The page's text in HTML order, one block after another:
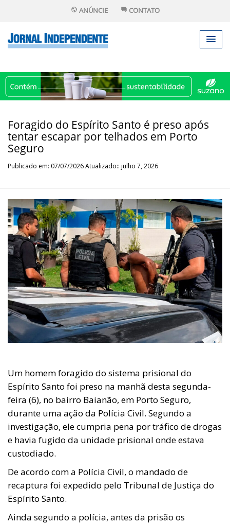
ANÚNCIE CONTATO
Foragido do Espírito Santo é preso após
tentar escapar por telhados em Porto
Seguro
Publicado em: 07/07/2026 Atualizado:: julho 7, 2026
Um homem foragido do sistema prisional do
Espírito Santo foi preso na manhã desta segunda-
feira (6), no bairro Baianão, em Porto Seguro,
durante uma ação da Polícia Civil. Segundo a
investigação, ele cumpria pena por tráfico de drogas
e havia fugido da unidade prisional onde estava
custodiado.
De acordo com a Polícia Civil, o mandado de
recaptura foi expedido pelo Tribunal de Justiça do
Espírito Santo.
Ainda segundo a polícia, antes da prisão os